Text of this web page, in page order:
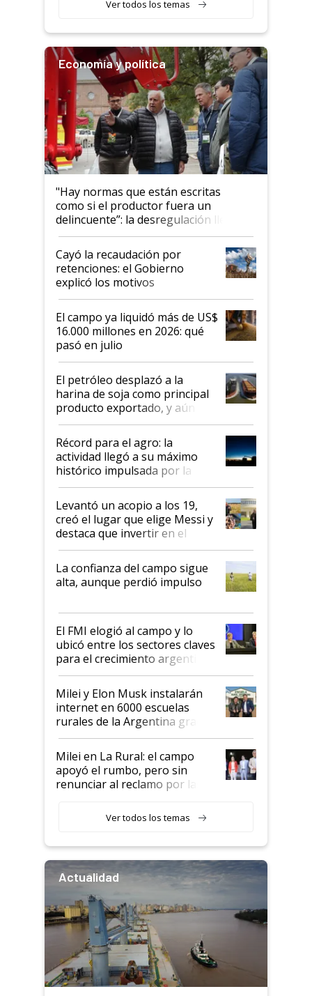
Ver todos los temas
Economía y política
"Hay normas que están escritas
como si el productor fuera un
delincuente”: la desregulación llegó
al Congreso Aapresid y hasta se
habló del financiamiento al IPCVA
Cayó la recaudación por
retenciones: el Gobierno
explicó los motivos
El campo ya liquidó más de US$
16.000 millones en 2026: qué
pasó en julio
El petróleo desplazó a la
harina de soja como principal
producto exportado, y aún así
el agro aportó casi seis de cada
diez dólares y sostuvo el
liderazgo en un semestre
récord
Récord para el agro: la
actividad llegó a su máximo
histórico impulsada por la
cosecha y las exportaciones
Levantó un acopio a los 19,
creó el lugar que elige Messi y
destaca que invertir en el
kirchnerismo era como "darle
plata a un hijo para droga":
Juan Félix Rossetti, el libertario
que de una dura crisis salió
de Milei
La confianza del campo sigue
alta, aunque perdió impulso
El FMI elogió al campo y lo
ubicó entre los sectores claves
para el crecimiento argentino
Milei y Elon Musk instalarán
internet en 6000 escuelas
rurales de la Argentina gracias
a un acuerdo con Starlink
Milei en La Rural: el campo
apoyó el rumbo, pero sin
renunciar al reclamo por las
Ver todos los temas
Actualidad